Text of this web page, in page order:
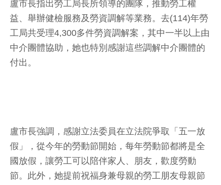
盧市長指出勞工局長所領導的團隊，推動勞工權
益、舉辦健檢服務及勞資調解等業務。去(114)年勞
工局共受理4,300多件勞資調解案，其中一半以上由
中介團體協助，她也特別感謝這些調解中介團體的
付出。
盧市長強調，感謝立法委員在立法院爭取「五一放
假」，從今年的勞動節開始，每年勞動節都將是全
國放假，讓勞工可以陪伴家人、朋友，歡度勞動
節。此外，她提前祝福身兼母親的勞工朋友母親節